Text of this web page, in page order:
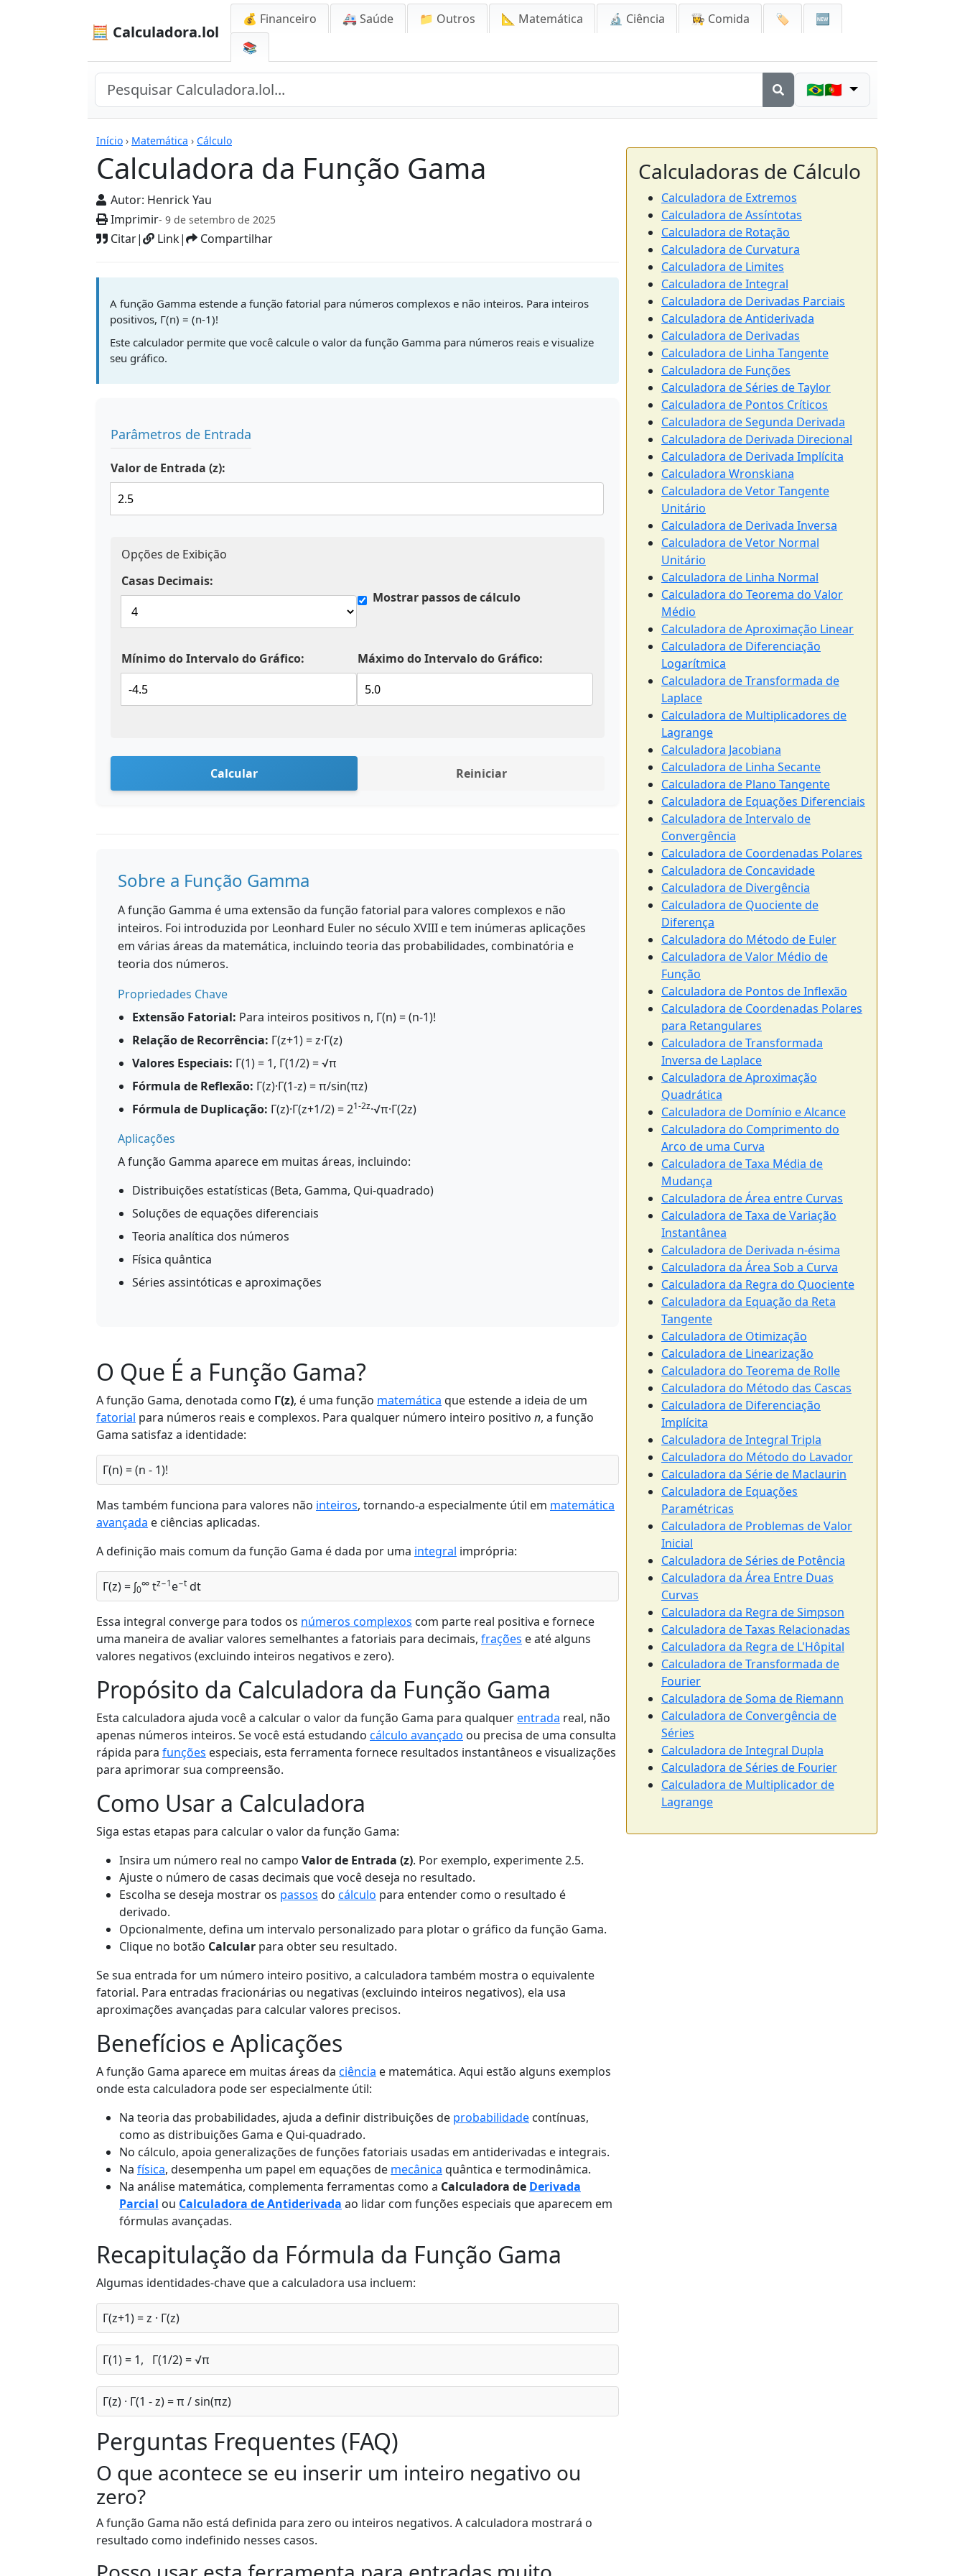
🧮 Calculadora.lol
💰 Financeiro 🚑 Saúde 📁 Outros 📐 Matemática 🔬 Ciência 👩‍🍳 Comida 🏷️
🆕
📚
🇧🇷🇵🇹
Início › Matemática › Cálculo
Calculadora da Função Gama
Autor: Henrick Yau
Imprimir- 9 de setembro de 2025
Citar| Link| Compartilhar
Calculadoras
A função Gamma estende a função fatorial para números complexos e não inteiros. Para inteiros
positivos, Γ(n) = (n-1)!
Este calculador permite que você calcule o valor da função Gamma para números reais e visualize
seu gráfico.
Parâmetros de Entrada
Valor de Entrada (z):
Opções de Exibição
Casas Decimais:
Mostrar passos de cálculo
Mínimo do Intervalo do Gráfico: Máximo do Intervalo do Gráfico:
Calcular Reiniciar
Sobre a Função Gamma
A função Gamma é uma extensão da função fatorial para valores complexos e não
inteiros. Foi introduzida por Leonhard Euler no século XVIII e tem inúmeras aplicações
em várias áreas da matemática, incluindo teoria das probabilidades, combinatória e
teoria dos números.
Propriedades Chave
Extensão Fatorial: Para inteiros positivos n, Γ(n) = (n-1)!
Relação de Recorrência: Γ(z+1) = z·Γ(z)
Valores Especiais: Γ(1) = 1, Γ(1/2) = √π
Fórmula de Reflexão: Γ(z)·Γ(1-z) = π/sin(πz)
Fórmula de Duplicação: Γ(z)·Γ(z+1/2) = 21-2z·√π·Γ(2z)
Aplicações
A função Gamma aparece em muitas áreas, incluindo:
Distribuições estatísticas (Beta, Gamma, Qui-quadrado)
Soluções de equações diferenciais
Teoria analítica dos números
Física quântica
Séries assintóticas e aproximações
O Que É a Função Gama?
A função Gama, denotada como Γ(z), é uma função matemática que estende a ideia de um
fatorial para números reais e complexos. Para qualquer número inteiro positivo n, a função
Gama satisfaz a identidade:
Γ(n) = (n - 1)!
Mas também funciona para valores não inteiros, tornando-a especialmente útil em matemática
avançada e ciências aplicadas.
A definição mais comum da função Gama é dada por uma integral imprópria:
Γ(z) = ∫0
∞ tz−1e−t dt
Essa integral converge para todos os números complexos com parte real positiva e fornece
uma maneira de avaliar valores semelhantes a fatoriais para decimais, frações e até alguns
valores negativos (excluindo inteiros negativos e zero).
Propósito da Calculadora da Função Gama
Esta calculadora ajuda você a calcular o valor da função Gama para qualquerentrada real, não
apenas números inteiros. Se você está estudando cálculo avançado ou precisa de uma consulta
rápida para funções especiais, esta ferramenta fornece resultados instantâneos e visualizações
para aprimorar sua compreensão.
Como Usar a Calculadora
Siga estas etapas para calcular o valor da função Gama:
Insira um número real no campo Valor de Entrada (z). Por exemplo, experimente 2.5.
Ajuste o número de casas decimais que você deseja no resultado.
Escolha se deseja mostrar os passos do cálculo para entender como o resultado é
derivado.
Opcionalmente, defina um intervalo personalizado para plotar o gráfico da função Gama.
Clique no botão Calcular para obter seu resultado.
Se sua entrada for um número inteiro positivo, a calculadora também mostra o equivalente
fatorial. Para entradas fracionárias ou negativas (excluindo inteiros negativos), ela usa
aproximações avançadas para calcular valores precisos.
Benefícios e Aplicações
A função Gama aparece em muitas áreas da ciência e matemática. Aqui estão alguns exemplos
onde esta calculadora pode ser especialmente útil:
Na teoria das probabilidades, ajuda a definir distribuições de probabilidade contínuas,
como as distribuições Gama e Qui-quadrado.
No cálculo, apoia generalizações de funções fatoriais usadas em antiderivadas e integrais.
Na física, desempenha um papel em equações de mecânica quântica e termodinâmica.
Na análise matemática, complementa ferramentas como a Calculadora de Derivada
Parcial ou Calculadora de Antiderivada ao lidar com funções especiais que aparecem em
fórmulas avançadas.
Recapitulação da Fórmula da Função Gama
Algumas identidades-chave que a calculadora usa incluem:
Γ(z+1) = z · Γ(z)
Γ(1) = 1, Γ(1/2) = √π
Γ(z) · Γ(1 - z) = π / sin(πz)
Perguntas Frequentes (FAQ)
O que acontece se eu inserir um inteiro negativo ou
zero?
A função Gama não está definida para zero ou inteiros negativos. A calculadora mostrará o
resultado como indefinido nesses casos.
Calculadoras de Cálculo
Calculadora de Extremos
Calculadora de Assíntotas
Calculadora de Rotação
Calculadora de Curvatura
Calculadora de Limites
Calculadora de Integral
Calculadora de Derivadas Parciais
Calculadora de Antiderivada
Calculadora de Derivadas
Calculadora de Linha Tangente
Calculadora de Funções
Calculadora de Séries de Taylor
Calculadora de Pontos Críticos
Calculadora de Segunda Derivada
Calculadora de Derivada Direcional
Calculadora de Derivada Implícita
Calculadora Wronskiana
Calculadora de Vetor Tangente
Unitário
Calculadora de Derivada Inversa
Calculadora de Vetor Normal
Unitário
Calculadora de Linha Normal
Calculadora do Teorema do Valor
Médio
Calculadora de Aproximação Linear
Calculadora de Diferenciação
Logarítmica
Calculadora de Transformada de
Laplace
Calculadora de Multiplicadores de
Lagrange
Calculadora Jacobiana
Calculadora de Linha Secante
Calculadora de Plano Tangente
Calculadora de Equações Diferenciais
Calculadora de Intervalo de
Convergência
Calculadora de Coordenadas Polares
Calculadora de Concavidade
Calculadora de Divergência
Calculadora de Quociente de
Diferença
Calculadora do Método de Euler
Calculadora de Valor Médio de
Função
Calculadora de Pontos de Inflexão
Calculadora de Coordenadas Polares
para Retangulares
Calculadora de Transformada
Inversa de Laplace
Calculadora de Aproximação
Quadrática
Calculadora de Domínio e Alcance
Calculadora do Comprimento do
Arco de uma Curva
Calculadora de Taxa Média de
Mudança
Calculadora de Área entre Curvas
Calculadora de Taxa de Variação
Instantânea
Calculadora de Derivada n-ésima
Calculadora da Área Sob a Curva
Calculadora da Regra do Quociente
Calculadora da Equação da Reta
Tangente
Calculadora de Otimização
Calculadora de Linearização
Calculadora do Teorema de Rolle
Calculadora do Método das Cascas
Calculadora de Diferenciação
Implícita
Calculadora de Integral Tripla
Calculadora do Método do Lavador
Calculadora da Série de Maclaurin
Calculadora de Equações
Paramétricas
Calculadora de Problemas de Valor
Inicial
Calculadora de Séries de Potência
Calculadora da Área Entre Duas
Curvas
Calculadora da Regra de Simpson
Calculadora de Taxas Relacionadas
Calculadora da Regra de L'Hôpital
Calculadora de Transformada de
Fourier
Calculadora de Soma de Riemann
Calculadora de Convergência de
Séries
Calculadora de Integral Dupla
Calculadora de Séries de Fourier
Calculadora de Multiplicador de
Lagrange